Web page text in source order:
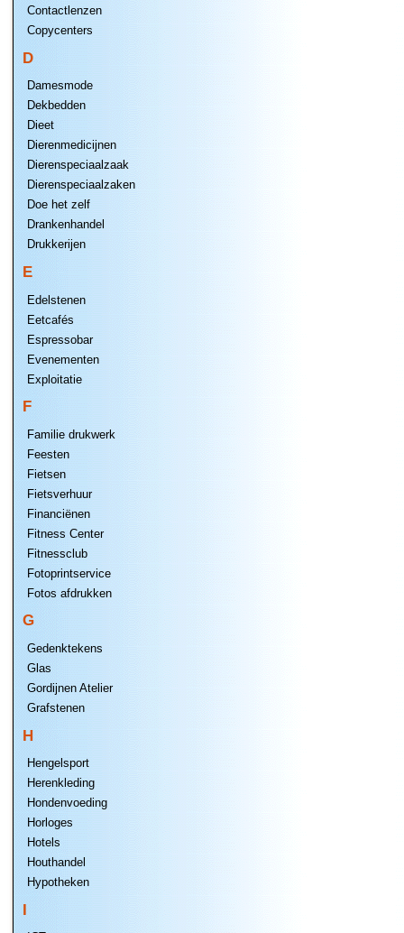
Contactlenzen
Copycenters
D
Damesmode
Dekbedden
Dieet
Dierenmedicijnen
Dierenspeciaalzaak
Dierenspeciaalzaken
Doe het zelf
Drankenhandel
Drukkerijen
E
Edelstenen
Eetcafés
Espressobar
Evenementen
Exploitatie
F
Familie drukwerk
Feesten
Fietsen
Fietsverhuur
Financiënen
Fitness Center
Fitnessclub
Fotoprintservice
Fotos afdrukken
G
Gedenktekens
Glas
Gordijnen Atelier
Grafstenen
H
Hengelsport
Herenkleding
Hondenvoeding
Horloges
Hotels
Houthandel
Hypotheken
I